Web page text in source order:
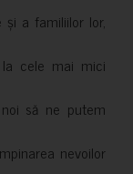
și a familiilor lor,
cele mai mici
să ne putem
nevoilor